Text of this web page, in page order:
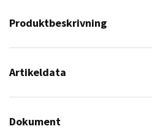
Produktbeskrivning
Artikeldata
Dokument